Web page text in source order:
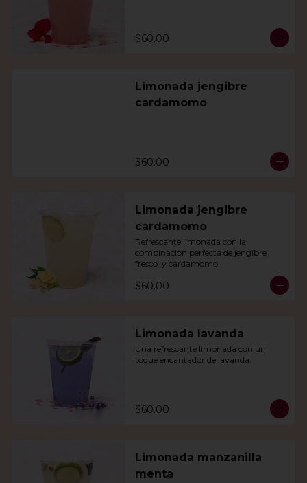
$60.00
Limonada jengibre
cardamomo
$60.00
Limonada jengibre
cardamomo
Refrescante limonada con la
combinación perfecta de jengibre
fresco  y cardamomo.
$60.00
Limonada lavanda
Una refrescante limonada con un
toque encantador de lavanda.
$60.00
Limonada manzanilla
menta